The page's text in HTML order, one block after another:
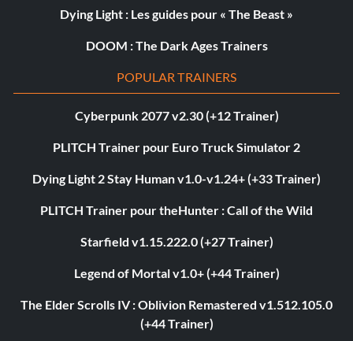
Dying Light : Les guides pour « The Beast »
DOOM : The Dark Ages Trainers
POPULAR TRAINERS
Cyberpunk 2077 v2.30 (+12 Trainer)
PLITCH Trainer pour Euro Truck Simulator 2
Dying Light 2 Stay Human v1.0-v1.24+ (+33 Trainer)
PLITCH Trainer pour theHunter : Call of the Wild
Starfield v1.15.222.0 (+27 Trainer)
Legend of Mortal v1.0+ (+44 Trainer)
The Elder Scrolls IV : Oblivion Remastered v1.512.105.0
(+44 Trainer)